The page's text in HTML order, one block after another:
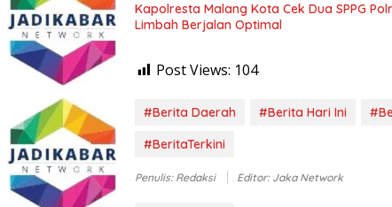
Kapolresta Malang Kota Cek Dua SPPG
Limbah Berjalan Optimal
Post Views: 104
#Berita Daerah #Berita Hari Ini
#BeritaTerkini
Penulis: Redaksi Editor: Jaka Network